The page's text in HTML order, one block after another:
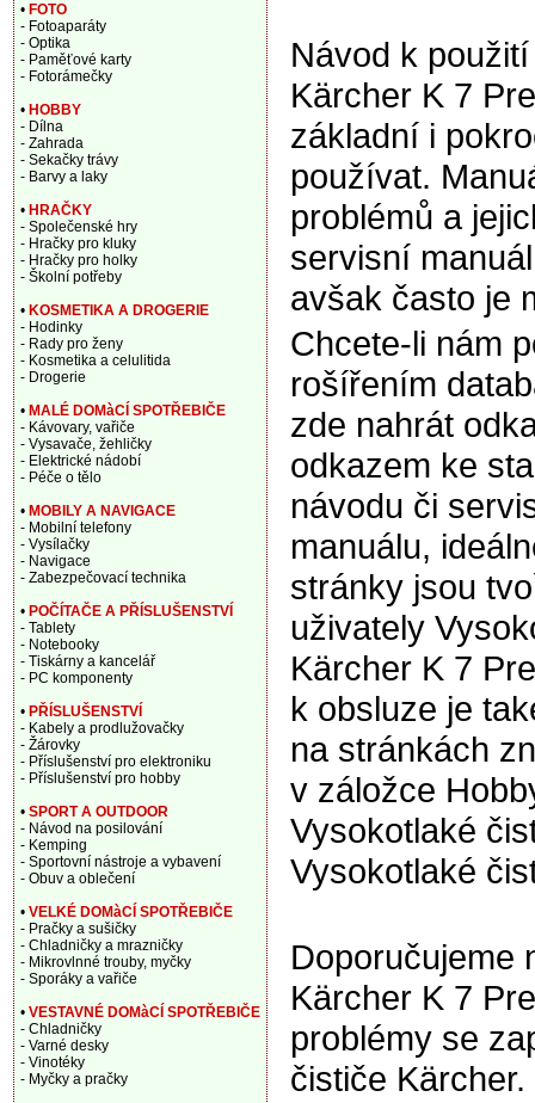
Návod k
Kärcher K 7
základní i
používat.
problémů a
servisní
avšak často je
Chcete-li nám
rošířením
zde nahrát
odkazem ke
návodu či
manuálu,
stránky jsou
uživately
Kärcher K 7
k obsluze je
na stránkách
v záložce
Vysokotlaké
Vysokotlaké
Doporučujeme
Kärcher K 7
problémy se
čističe Kärcher.
• FOTO
- Fotoaparáty
- Optika
- Paměťové karty
- Fotorámečky
• HOBBY
- Dílna
- Zahrada
- Sekačky trávy
- Barvy a laky
• HRAČKY
- Společenské hry
- Hračky pro kluky
- Hračky pro holky
- Školní potřeby
• KOSMETIKA A DROGERIE
- Hodinky
- Rady pro ženy
- Kosmetika a celulitida
- Drogerie
• MALÉ DOMàCÍ SPOTŘEBIČE
- Kávovary, vařiče
- Vysavače, žehličky
- Elektrické nádobí
- Péče o tělo
• MOBILY A NAVIGACE
- Mobilní telefony
- Vysílačky
- Navigace
- Zabezpečovací technika
• POČÍTAČE A PŘÍSLUŠENSTVÍ
- Tablety
- Notebooky
- Tiskárny a kancelář
- PC komponenty
• PŘÍSLUŠENSTVÍ
- Kabely a prodlužovačky
- Žárovky
- Příslušenství pro elektroniku
- Příslušenství pro hobby
• SPORT A OUTDOOR
- Návod na posilování
- Kemping
- Sportovní nástroje a vybavení
- Obuv a oblečení
• VELKÉ DOMàCÍ SPOTŘEBIČE
- Pračky a sušičky
- Chladničky a mrazničky
- Mikrovlnné trouby, myčky
- Sporáky a vařiče
• VESTAVNÉ DOMàCÍ SPOTŘEBIČE
- Chladničky
- Varné desky
- Vinotéky
- Myčky a pračky